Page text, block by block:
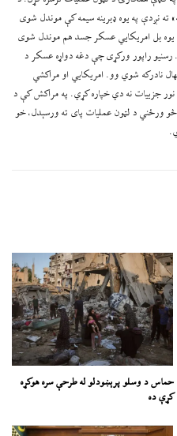
نږدې په یوه ډبرینه سیمه کې موندل شوی
بل امریکایي عسکر جسد هم موندل شوی
راپور ورکړی چې دغه دواړه عسکر د
نادرکه شوي وو. امریکایي او مراکشي
نور جزییات نه دي خپاره کړي. په مراکش کې د
ورځني د لټون عملیات پای ته ورسېدل، خو
حماس د وسلو پرېښودلو له طرحې سره هوکړه
کړې ده